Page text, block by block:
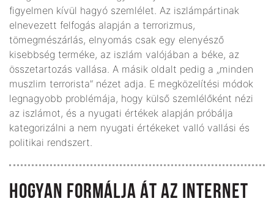
figyelmen kívül hagyó szemlélet. Az iszlámpártinak
elnevezett felfogás alapján a terrorizmus,
tömegmészárlás, elnyomás csak egy elenyésző
kisebbség terméke, az iszlám valójában a béke, az
összetartozás vallása. A másik oldalt pedig a „minden
muszlim terrorista” nézet adja. E megközelítési módok
legnagyobb problémája, hogy külső szemlélőként nézi
az iszlámot, és a nyugati értékek alapján próbálja
kategorizálni a nem nyugati értékeket valló vallási és
politikai rendszert.
HOGYAN FORMÁLJA ÁT AZ INTERNET